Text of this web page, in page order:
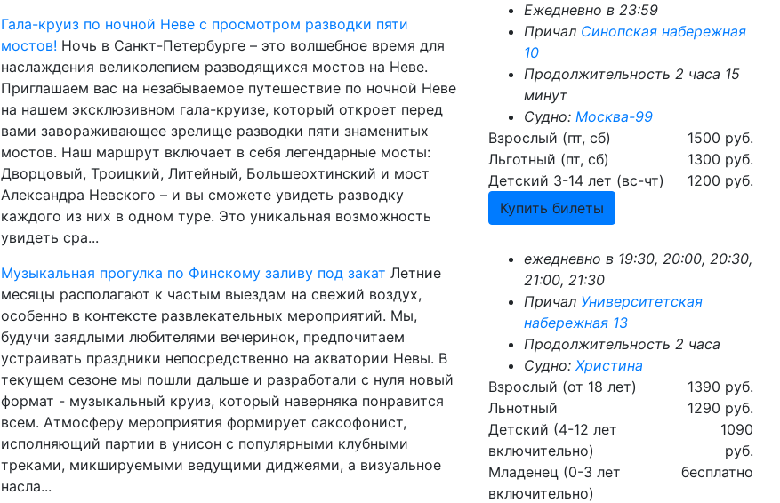
Гала-круиз по ночной Неве с просмотром разводки пяти
мостов! Ночь в Санкт-Петербурге – это волшебное время для
наслаждения великолепием разводящихся мостов на Неве.
Приглашаем вас на незабываемое путешествие по ночной Неве
на нашем эксклюзивном гала-круизе, который откроет перед
вами завораживающее зрелище разводки пяти знаменитых
мостов. Наш маршрут включает в себя легендарные мосты:
Дворцовый, Троицкий, Литейный, Большеохтинский и мост
Александра Невского – и вы сможете увидеть разводку
каждого из них в одном туре. Это уникальная возможность
увидеть сра...
Ежедневно в 23:59
Причал Синопская набережная
10
Продолжительность 2 часа 15
минут
Судно: Москва-99
Взрослый (пт, сб)
1500 руб.
Льготный (пт, сб)
1300 руб.
Детский 3-14 лет (вс-чт)
1200 руб.
Купить билеты
Музыкальная прогулка по Финскому заливу под закат Летние
месяцы располагают к частым выездам на свежий воздух,
особенно в контексте развлекательных мероприятий. Мы,
будучи заядлыми любителями вечеринок, предпочитаем
устраивать праздники непосредственно на акватории Невы. В
текущем сезоне мы пошли дальше и разработали с нуля новый
формат - музыкальный круиз, который наверняка понравится
всем. Атмосферу мероприятия формирует саксофонист,
исполняющий партии в унисон с популярными клубными
треками, микшируемыми ведущими диджеями, а визуальное
насла...
ежедневно в 19:30, 20:00, 20:30,
21:00, 21:30
Причал Университетская
набережная 13
Продолжительность 2 часа
Судно: Христина
Взрослый (от 18 лет)
1390 руб.
Льнотный
1290 руб.
Детский (4-12 лет
включительно)
1090
руб.
Младенец (0-3 лет
включительно)
бесплатно